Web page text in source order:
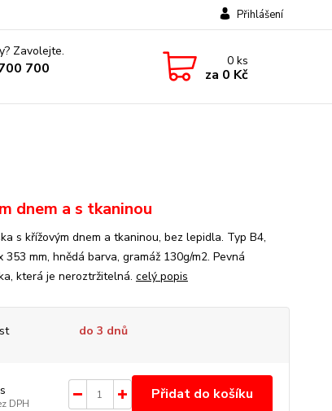
Přihlášení
Zavolejte.
700 0ks
za 0 Kč
dnem a s tkaninou
s křížovým dnem a tkaninou, bez lepidla. Typ B4,
mm, hnědá barva, gramáž 130g/m2. Pevná
která je neroztržitelná. celý popis
do 3 dnů
DPH
Přidat do košíku